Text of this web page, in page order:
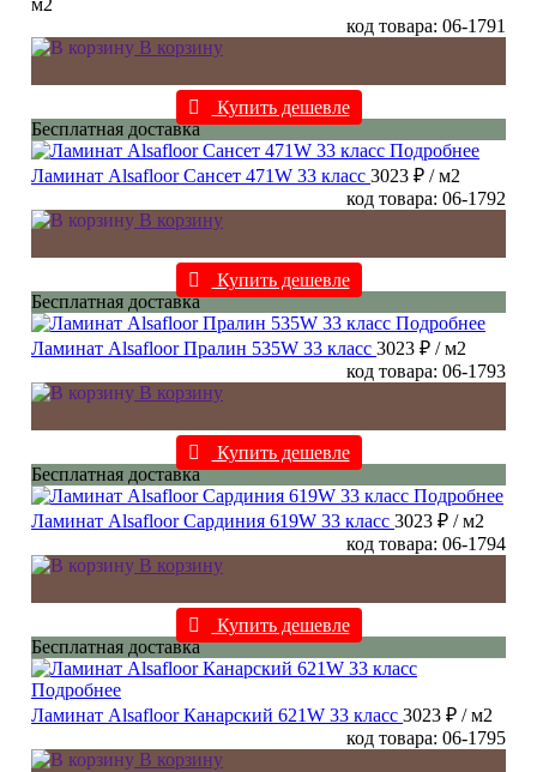
м2
код товара: 06-1791
В корзину
Купить дешевле
Бесплатная доставка
Подробнее
Ламинат Alsafloor Сансет 471W 33 класс 3023 ₽ / м2
код товара: 06-1792
В корзину
Купить дешевле
Бесплатная доставка
Подробнее
Ламинат Alsafloor Пралин 535W 33 класс 3023 ₽ / м2
код товара: 06-1793
В корзину
Купить дешевле
Бесплатная доставка
Подробнее
Ламинат Alsafloor Сардиния 619W 33 класс 3023 ₽ / м2
код товара: 06-1794
В корзину
Купить дешевле
Бесплатная доставка
Подробнее
Ламинат Alsafloor Канарский 621W 33 класс 3023 ₽ / м2
код товара: 06-1795
В корзину